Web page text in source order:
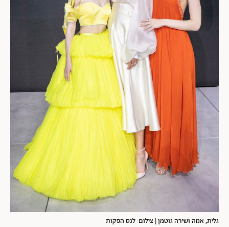
גלית, אמה ושירה גוטמן | צילום: לנס הפקות